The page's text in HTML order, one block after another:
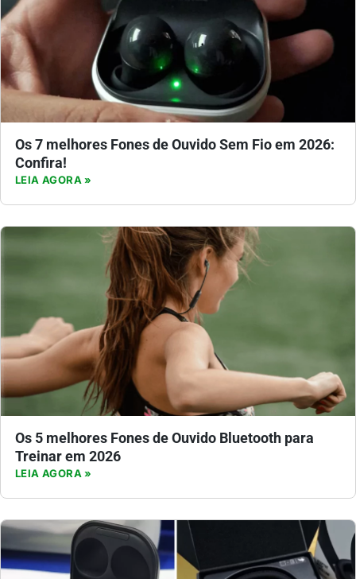
Os 7 melhores Fones de Ouvido Sem Fio em 2026:
Confira!
LEIA AGORA »
Os 5 melhores Fones de Ouvido Bluetooth para
Treinar em 2026
LEIA AGORA »